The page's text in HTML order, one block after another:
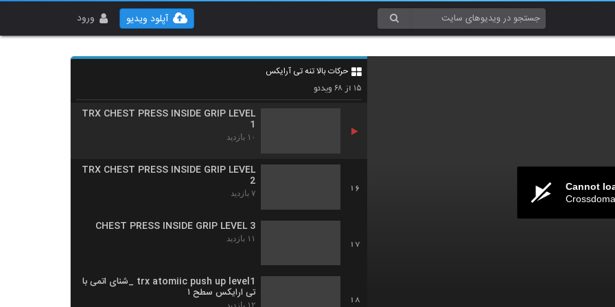
ورود آپلود ویدیو
Cannot
حرکات بالا تنه تی آرایکس
۱۵ از ۶۸ویدئو
14
TRX SPIDER MAN PUSH UP LEVEL
TRX CHEST PRESS INSIDE GRIP LEVEL
1
۱۰ بازدید
16
TRX CHEST PRESS INSIDE GRIP LEVEL
2
۷ بازدید
17
CHEST PRESS INSIDE GRIP LEVEL 3
۱۱ بازدید
18
trx atomiic push up level1 _شنای اتمی با
تی ارایکس سطح ۱
۱۲ بازدید